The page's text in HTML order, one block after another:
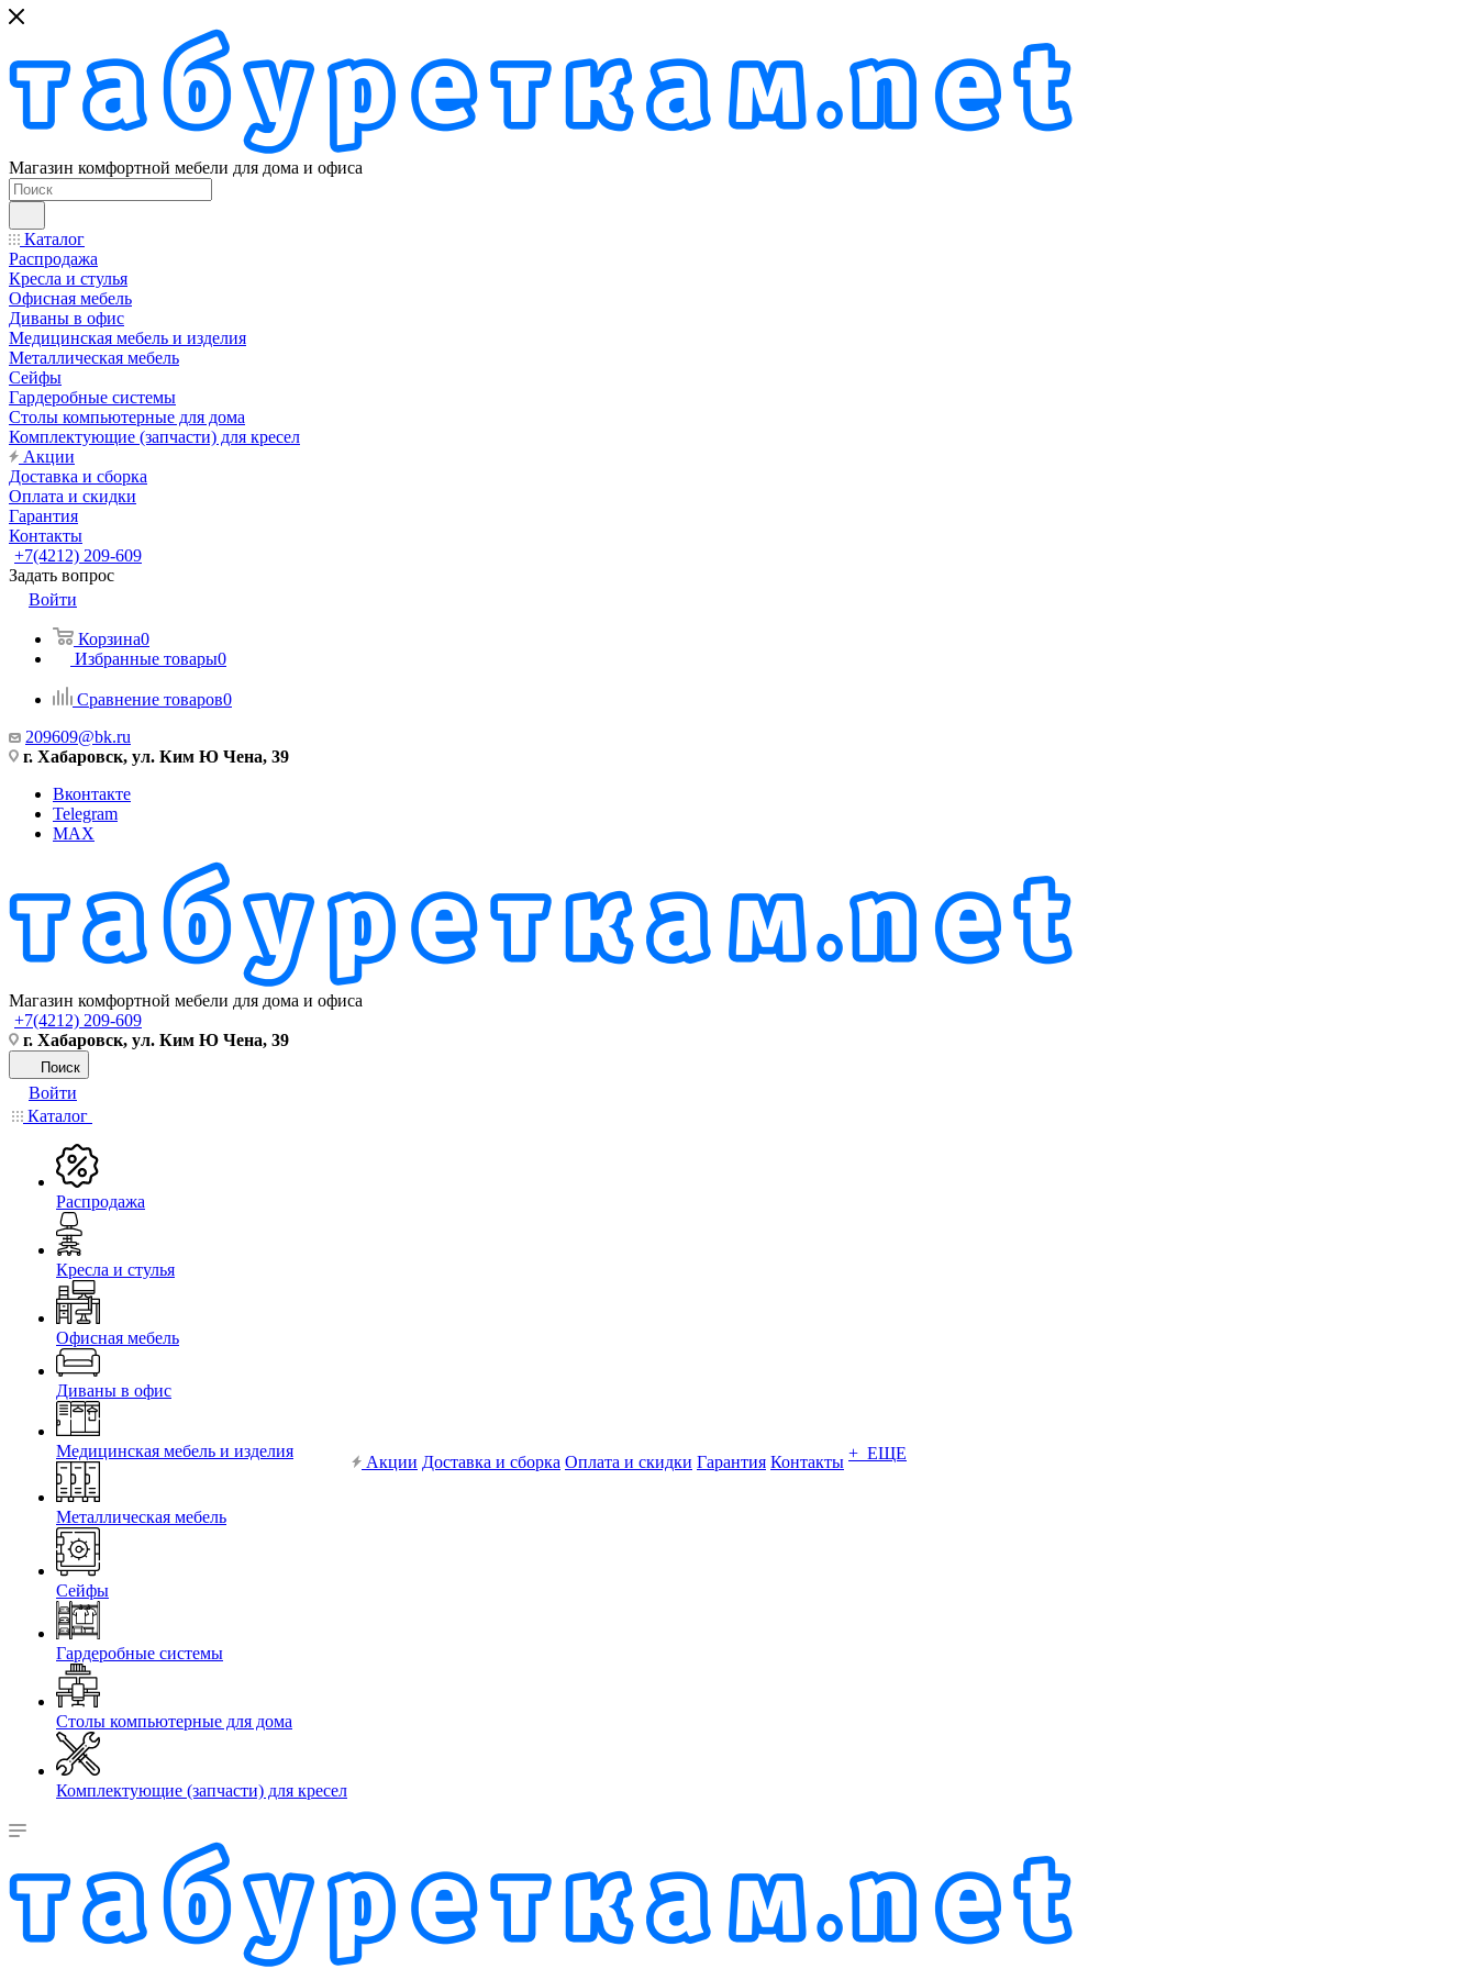
Магазин комфортной мебели для дома и офиса
Каталог
Распродажа
Кресла и стулья
Офисная мебель
Диваны в офис
Медицинская мебель и изделия
Металлическая мебель
Сейфы
Гардеробные системы
Столы компьютерные для дома
Комплектующие (запчасти) для кресел
Акции
Доставка и сборка
Оплата и скидки
Гарантия
Контакты
+7(4212) 209-609
Задать вопрос
Войти
Корзина0
Избранные товары0
Сравнение товаров0
209609@bk.ru
г. Хабаровск, ул. Ким Ю Чена, 39
Вконтакте
Telegram
MAX
Магазин комфортной мебели для дома и офиса
+7(4212) 209-609
г. Хабаровск, ул. Ким Ю Чена, 39
Поиск
Войти
Каталог
Распродажа
Кресла и стулья
Офисная мебель
Диваны в офис
Медицинская мебель и изделия
Металлическая мебель
Сейфы
Гардеробные системы
Столы компьютерные для дома
Комплектующие (запчасти) для кресел
Акции Доставка и сборка Оплата и скидки Гарантия Контакты + ЕЩЕ